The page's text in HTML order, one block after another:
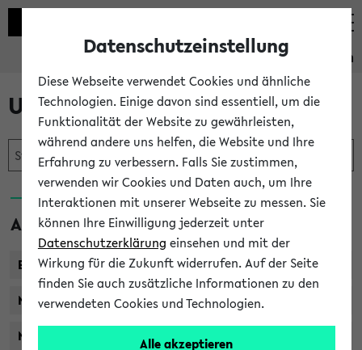
Studieninformation
Unser Studienangebot
Abschlüsse
Bachelor
Master of Arts / Science
Master of Education
Datenschutzeinstellung
Diese Webseite verwendet Cookies und ähnliche
Technologien. Einige davon sind essentiell, um die
Funktionalität der Website zu gewährleisten,
während andere uns helfen, die Website und Ihre
Erfahrung zu verbessern. Falls Sie zustimmen,
verwenden wir Cookies und Daten auch, um Ihre
Interaktionen mit unserer Webseite zu messen. Sie
können Ihre Einwilligung jederzeit unter
Datenschutzerklärung einsehen und mit der
Wirkung für die Zukunft widerrufen. Auf der Seite
finden Sie auch zusätzliche Informationen zu den
verwendeten Cookies und Technologien.
Alle akzeptieren